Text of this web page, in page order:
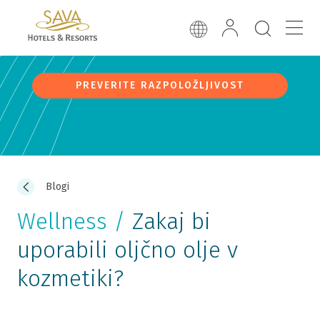
PREVERITE RAZPOLOŽLJIVOST
Blogi
Wellness / Zakaj bi
uporabili oljčno olje v
kozmetiki?